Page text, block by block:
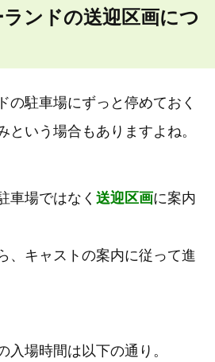
ンドの送迎区画につ
の駐車場にずっと停めておく
という場合もありますよね。
車場ではなく 送迎区画に案内
、キャストの案内に従って進
入場時間は以下の通り。